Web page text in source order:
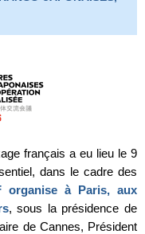
français a eu lieu le 9
dans le cadre des
organise à Paris, aux
, sous la présidence de
de Cannes, Président